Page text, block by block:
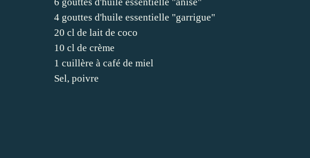
4 gouttes d'huile essentielle "garrigue"
20 cl de lait de coco
10 cl de crème
1 cuillère à café de miel
Sel, poivre